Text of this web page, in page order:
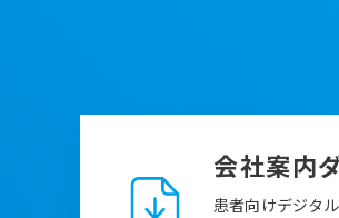
会社案内
患者向けデジタ